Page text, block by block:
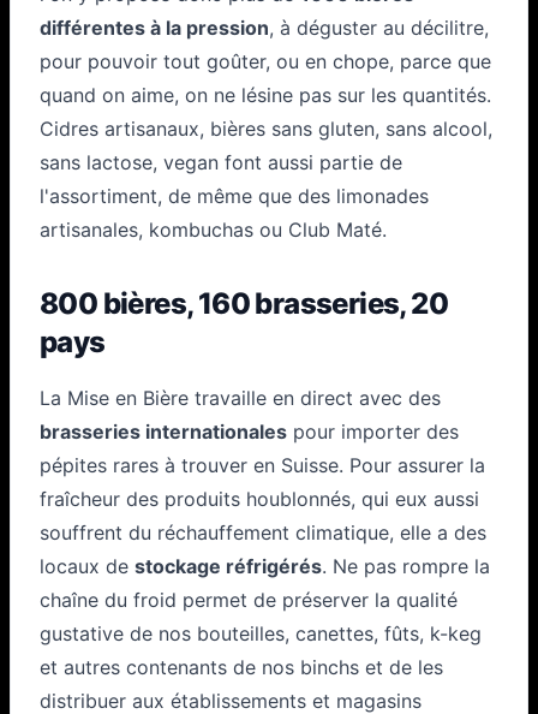
différentes à la pression, à déguster au décilitre,
pour pouvoir tout goûter, ou en chope, parce que
quand on aime, on ne lésine pas sur les quantités.
Cidres artisanaux, bières sans gluten, sans alcool,
sans lactose, vegan font aussi partie de
l'assortiment, de même que des limonades
artisanales, kombuchas ou Club Maté.
800 bières, 160 brasseries, 20
pays
La Mise en Bière travaille en direct avec des
brasseries internationales pour importer des
pépites rares à trouver en Suisse. Pour assurer la
fraîcheur des produits houblonnés, qui eux aussi
souffrent du réchauffement climatique, elle a des
locaux de stockage réfrigérés. Ne pas rompre la
chaîne du froid permet de préserver la qualité
gustative de nos bouteilles, canettes, fûts, k-keg
et autres contenants de nos binchs et de les
distribuer aux établissements et magasins